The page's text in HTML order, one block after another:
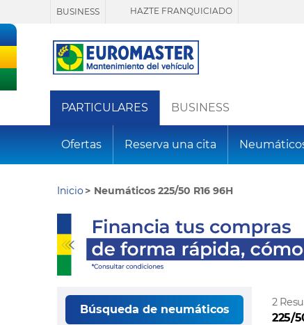
BUSINESS HAZTE FRANQUICIADO
PARTICULARES BUSINESS
Ofertas Reserva una cita
Inicio Neumáticos 225/50 R16 96H
Búsqueda de neumáticos
2
225/